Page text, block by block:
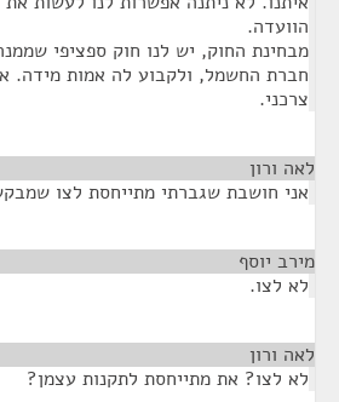
הוועדה.
מבחינת החוק, יש לנו חוק ספציפי
חברת החשמל, ולקבוע לה אמות מידה.
צרכני.
לאה ורון
אני חושבת שגברתי מתייחסת לצו
מירב יוסף
לא לצו.
לאה ורון
לא לצו? את מתייחסת לתקנות עצמן?